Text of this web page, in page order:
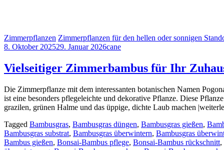
Zimmerpflanzen Zimmerpflanzen für den hellen oder sonnigen
8. Oktober 202529. Januar 2026cane
Vielseitiger Zimmerbambus für Ihr
Die Zimmerpflanze mit dem interessanten botanischen Namen
ist eine besonders pflegeleichte und dekorative Pflanze. Diese
grazilen, grünen Halme und das üppige, dichte Laub machen
Tagged Bambusgras, Bambusgras düngen, Bambusgras gießen,
Bambusgras substrat, Bambusgras überwintern, Bambusgras
Bambus gießen, Bonsai-Bambus pflege, Bonsai-Bambus rückschnitt,